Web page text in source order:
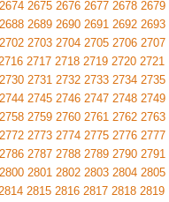
2674 2675 2676 2677 2678 2679
2688 2689 2690 2691 2692 2693
2702 2703 2704 2705 2706 2707
2717 2718 2719 2720 2721
2730 2731 2732 2733 2734 2735
2744 2745 2746 2747 2748 2749
2758 2759 2760 2761 2762 2763
2772 2773 2774 2775 2776 2777
2786 2787 2788 2789 2790 2791
2800 2801 2802 2803 2804 2805
2815 2816 2817 2818 2819